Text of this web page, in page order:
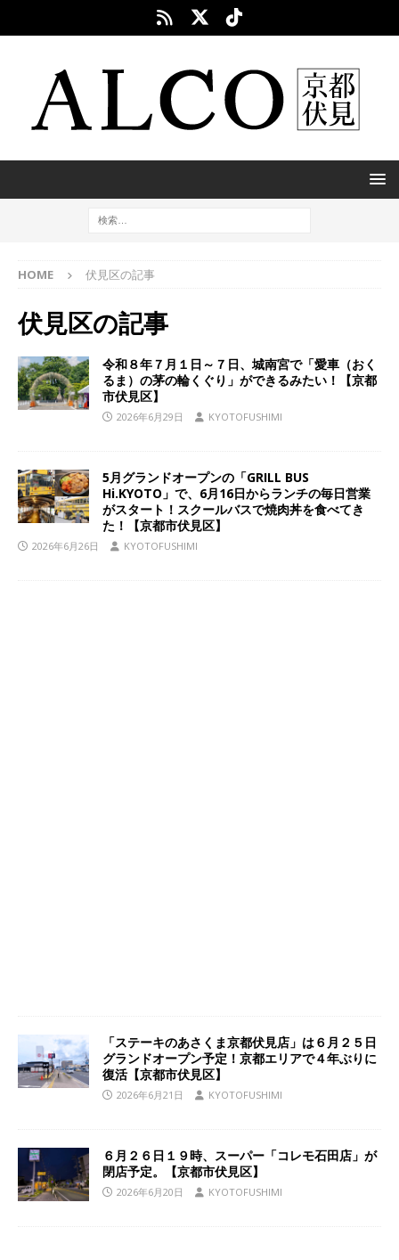
HOME 伏見区の記事
伏見区の記事
令和８年７月１日～７日、城南宮で「愛車（おく
るま）の茅の輪くぐり」ができるみたい！【京都
市伏見区】
2026年6月29日 KYOTOFUSHIMI
5月グランドオープンの「GRILL BUS
Hi.KYOTO」で、6月16日からランチの毎日営業
がスタート！スクールバスで焼肉丼を食べてき
た！【京都市伏見区】
2026年6月26日 KYOTOFUSHIMI
「ステーキのあさくま京都伏見店」は６月２５日
グランドオープン予定！京都エリアで４年ぶりに
復活【京都市伏見区】
2026年6月21日 KYOTOFUSHIMI
６月２６日１９時、スーパー「コレモ石田店」が
閉店予定。【京都市伏見区】
2026年6月20日 KYOTOFUSHIMI